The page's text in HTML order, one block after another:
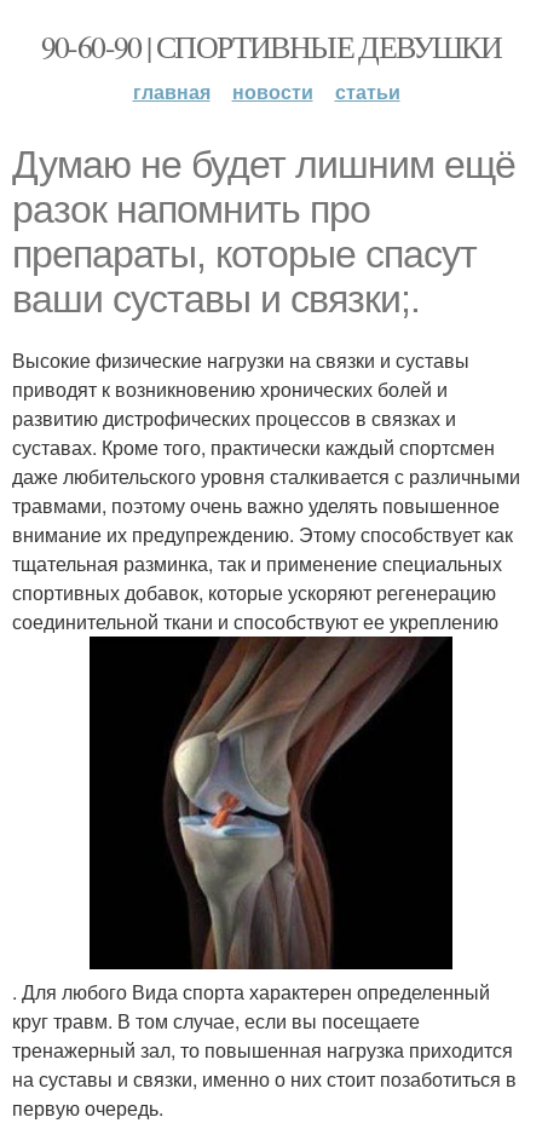
90-60-90 | СПОРТИВНЫЕ ДЕВУШКИ
главная новости статьи
Думаю не будет лишним ещё
разок напомнить про
препараты, которые спасут
ваши суставы и связки;.
Высокие физические нагрузки на связки и суставы
приводят к возникновению хронических болей и
развитию дистрофических процессов в связках и
суставах. Кроме того, практически каждый спортсмен
даже любительского уровня сталкивается с различными
травмами, поэтому очень важно уделять повышенное
внимание их предупреждению. Этому способствует как
тщательная разминка, так и применение специальных
спортивных добавок, которые ускоряют регенерацию
соединительной ткани и способствуют ее укреплению
. Для любого Вида спорта характерен определенный
круг травм. В том случае, если вы посещаете
тренажерный зал, то повышенная нагрузка приходится
на суставы и связки, именно о них стоит позаботиться в
первую очередь.